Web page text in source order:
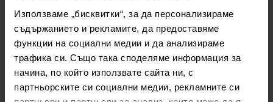
Използваме „бисквитки“, за да персонализираме
съдържанието и рекламите, да предоставяме
функции на социални медии и да анализираме
трафика си. Също така споделяме информация за
начина, по който използвате сайта ни, с
партньорските си социални медии, рекламните си